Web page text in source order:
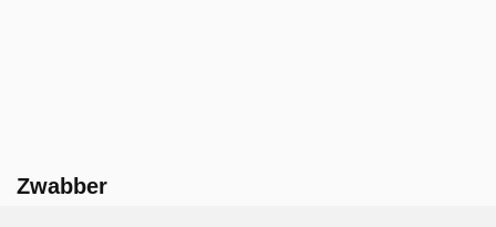
Zwabber